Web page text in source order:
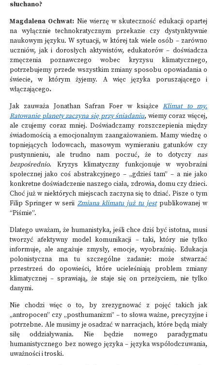
słuchano?
Magdalena Ochwat: Nie wierzę w skuteczność edukacji opartej
na wyłącznie technokratycznym przekazie czy dystynktywnie
naukowym języku. W sytuacji, w której tak wiele osób – zarówno
uczniów, jak i dorosłych aktywistów, edukatorów – doświadcza
zmęczenia poznawczego wobec kryzysu klimatycznego,
potrzebujemy przede wszystkim zmiany sposobu opowiadania o
świecie, w którym żyjemy. A więc
języka poruszającego i
włączającego.
Jak zauważa Jonathan Safran Foer w książceKlimat to my.
Ratowanie planety zaczyna się przy śniadaniu, wiemy coraz więcej,
ale czujemy coraz mniej. Doświadczamy rozszczepienia między
świadomością a emocjonalnym zaangażowaniem. Mamy wiedzę o
topniejących lodowcach, masowym wymieraniu gatunków czy
pustynnieniu, ale trudno nam poczuć, że to dotyczy
nas
bezpośrednio. Kryzys klimatyczny funkcjonuje w wyobraźni
społecznej jako coś abstrakcyjnego – „gdzieś tam” – a nie jako
konkretne doświadczenie naszego ciała, zdrowia, domu czy dzieci.
Choć już w niektórych miejscach zaczyna się to dziać. Pisze o tym
Filip Springer w serii Zmiana klimatu już tu jestpublikowanej w
“Piśmie”.
Dlatego uważam, że humanistyka, jeśli chce dziś być istotna, musi
tworzyć afektywny model komunikacji – taki, który nie tylko
informuje, ale angażuje zmysły, emocje, wyobraźnię. Edukacja
polonistyczna ma tu szczególne zadanie: może stwarzać
przestrzeń do opowieści, które ucieleśniają problem zmiany
klimatycznej – sprawiają, że staje się on przeżyciem, nie tylko
danymi.
Nie chodzi więc o to, by zrezygnować z pojęć takich jak
„antropocen” czy „posthumanizm” – to słowa ważne, precyzyjne i
potrzebne. Ale musimy je osadzać w narracjach, które będą miały
siłę oddziaływania. Nie będzie nowego paradygmatu
humanistycznego bez nowego języka – języka współodczuwania,
uważności i troski.